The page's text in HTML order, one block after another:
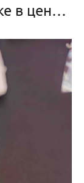
Изящная лекция в клинике в центре Москвы